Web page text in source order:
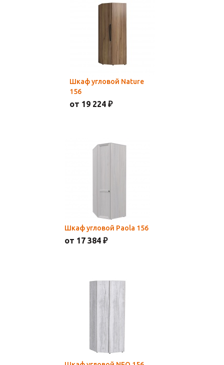
Шкаф угловой Nature
156
от 19 224 ₽
Шкаф угловой Paola 156
от 17 384 ₽